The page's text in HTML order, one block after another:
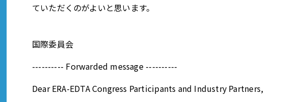
ていただくのがよいと思います。
国際委員会
---------- Forwarded message ----------
Dear ERA-EDTA Congress Participants and Industry Partners,